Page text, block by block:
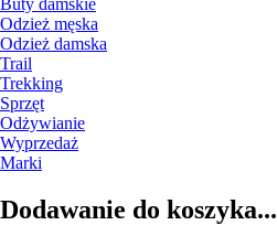
Buty damskie
Odzież męska
Odzież damska
Trail
Trekking
Sprzęt
Odżywianie
Wyprzedaż
Marki
Dodawanie do koszyka...